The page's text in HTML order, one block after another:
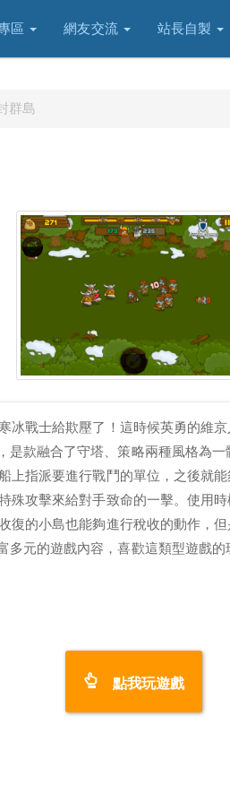
區 網友交流 站長自製
群島
冰戰士給欺壓了！這時候英勇的維
是款融合了守塔、策略兩種風格為
上指派要進行戰鬥的單位，之後就
殊攻擊來給對手致命的一擊。使用
復的小島也能夠進行稅收的動作，
多元的遊戲內容，喜歡這類型遊戲
點我玩遊戲